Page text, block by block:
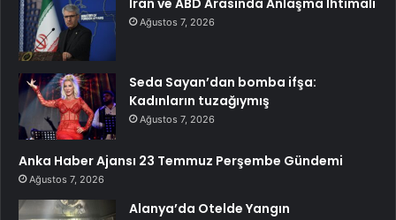
İran ve ABD Arasında Anlaşma İhtimali
Ağustos 7, 2026
Seda Sayan’dan bomba ifşa:
Kadınların tuzağıymış
Ağustos 7, 2026
Anka Haber Ajansı 23 Temmuz Perşembe Gündemi
Ağustos 7, 2026
Alanya’da Otelde Yangın